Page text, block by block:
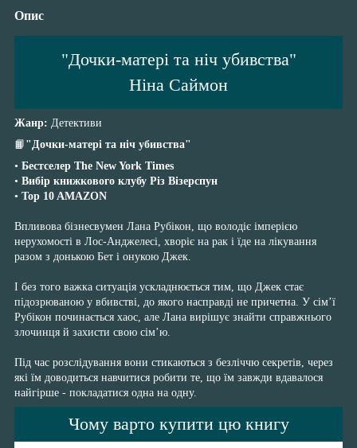
Опис
"Дочки-матері та ніч убивства"
Ніна Саймон
Жанр: Детективи
📙 "Дочки-матері та ніч убивства"
• Бестселер The New York Times
• Вибір книжкового клубу Різ Візерспун
• Top 10 AMAZON
Впливова бізнесвумен Лана Рубікон, що володіє імперією
нерухомості в Лос-Анджелесі, хворіє на рак і їде на лікування
разом з донькою Бет і онукою Джек.
І без того важка ситуація ускладнюється тим, що Джек стає
підозрюваною у вбивстві, до якого насправді не причетна. У сім’ї
Рубікон починається хаос, але Лана вирішує знайти справжнього
злочинця й захисти свою сім’ю.
Під час розслідування вони стикаються з безліччю секретів, через
які їм доводиться навчитися робити те, що їм завжди вдавалося
найгірше - покладатися одна на одну.
Чому варто купити цю книгу